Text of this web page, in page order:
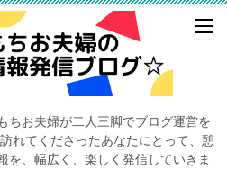
ちお夫婦が二人三脚でブログ運営を
れてくださったあなたにとって、憩
を、幅広く、楽しく発信していきま